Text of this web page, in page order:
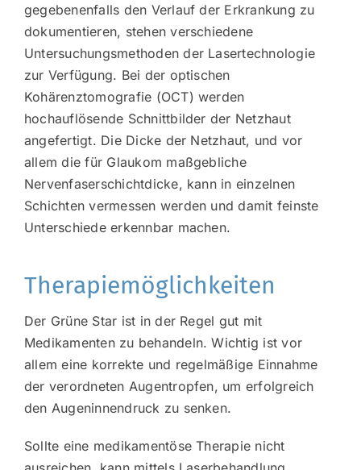
gegebenenfalls den Verlauf der Erkrankung zu
dokumentieren, stehen verschiedene
Untersuchungsmethoden der Lasertechnologie
zur Verfügung. Bei der optischen
Kohärenztomografie (OCT) werden
hochauflösende Schnittbilder der Netzhaut
angefertigt. Die Dicke der Netzhaut, und vor
allem die für Glaukom maßgebliche
Nervenfaserschichtdicke, kann in einzelnen
Schichten vermessen werden und damit feinste
Unterschiede erkennbar machen.
Therapiemöglichkeiten
Der Grüne Star ist in der Regel gut mit
Medikamenten zu behandeln. Wichtig ist vor
allem eine korrekte und regelmäßige Einnahme
der verordneten Augentropfen, um erfolgreich
den Augeninnendruck zu senken.
Sollte eine medikamentöse Therapie nicht